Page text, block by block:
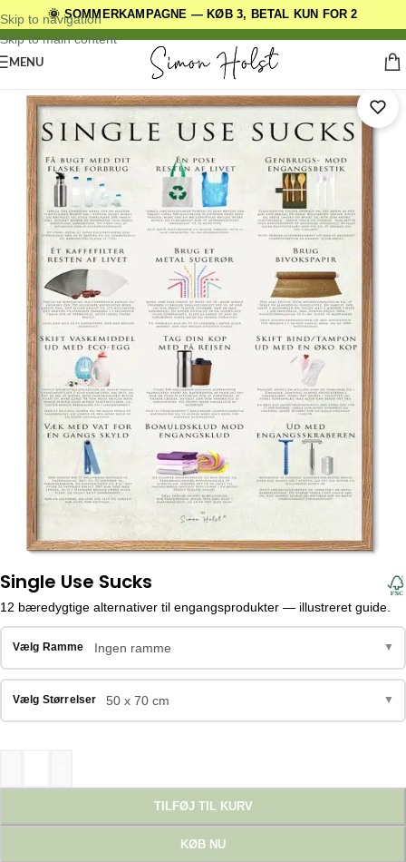
🌞 SOMMERKAMPAGNE — KØB 3, BETAL KUN FOR 2
Skip to navigation
Skip to main content
DANSKE ORIGINALE DESIGNS
MENU
Forside Andre Plakatserier/Klimaplakater
Single Use Sucks
12 bæredygtige alternativer til engangsprodukter — illustreret guide.
Vælg Ramme Ingen ramme ▼
Vælg Størrelser 50 x 70 cm ▼
TILFØJ TIL KURV
KØB NU